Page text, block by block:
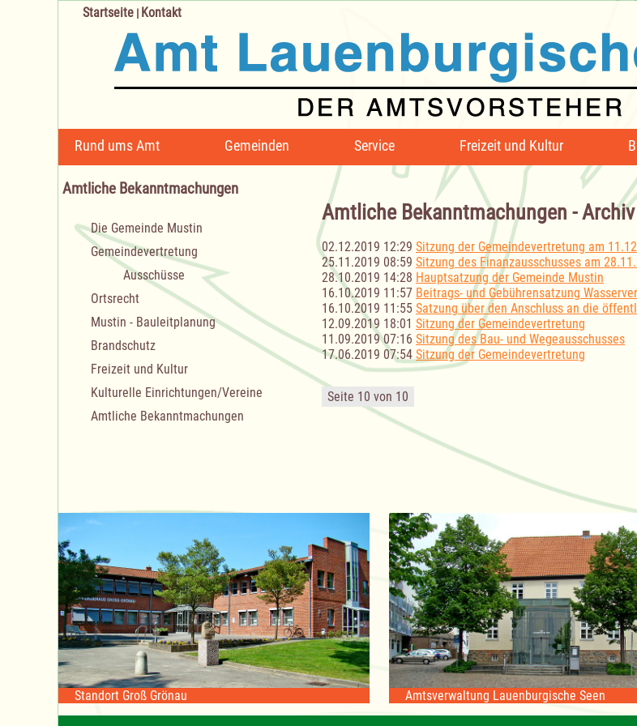
Navigation
überspringen
Rund ums Amt Gemeinden Service Freizeit und Kultur
Startseite | Kontakt
Amtliche Bekanntmachungen - Archiv
02.12.2019 12:29 Sitzung der Gemeindevertretung am
25.11.2019 08:59 Sitzung des Finanzausschusses am
28.10.2019 14:28 Hauptsatzung der Gemeinde Mustin
16.10.2019 11:57 Beitrags- und Gebührensatzung
16.10.2019 11:55 Satzung über den Anschluss an die
12.09.2019 18:01 Sitzung der Gemeindevertretung
11.09.2019 07:16 Sitzung des Bau- und Wegeausschusses
17.06.2019 07:54 Sitzung der Gemeindevertretung
Seite 10 von 10
Amtliche Bekanntmachungen
Navigation
überspringen
Die Gemeinde Mustin
Gemeindevertretung
Ausschüsse
Ortsrecht
Mustin - Bauleitplanung
Brandschutz
Freizeit und Kultur
Kulturelle Einrichtungen/Vereine
Amtliche Bekanntmachungen
Standort Groß Grönau Amtsverwaltung Lauenburgische Seen